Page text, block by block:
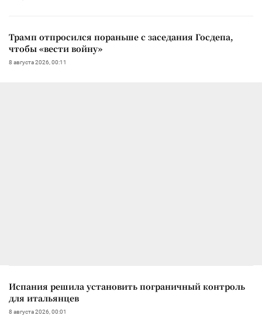
Трамп отпросился пораньше с заседания Госдепа,
чтобы «вести войну»
8 августа 2026, 00:11
Испания решила установить пограничный контроль
для итальянцев
8 августа 2026, 00:01